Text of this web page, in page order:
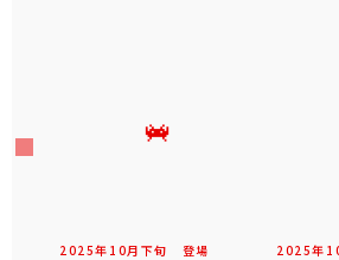
2025年 10月 下旬 登場 2025年